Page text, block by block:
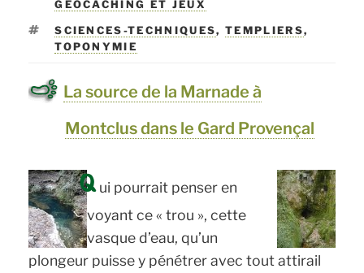
les
de
l’Ardèche »
GEOCACHING ET JEUX
ÉTIQUETTES
SCIENCES-TECHNIQUES,TEMPLIERS,
TOPONYMIE
La source de la Marnade à
Montclus dans le Gard Provençal
Q ui pourrait penser en
voyant ce « trou », cette
vasque d’eau, qu’un
plongeur puisse y pénétrer avec tout attirail